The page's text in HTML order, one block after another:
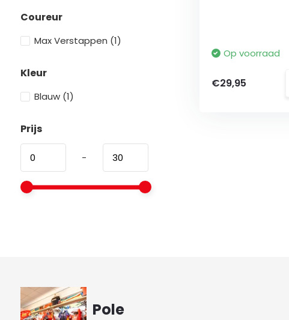
Coureur
Max Verstappen (1)
Kleur
Blauw (1)
Prijs
-
Op voorraad
€29,95
Pole